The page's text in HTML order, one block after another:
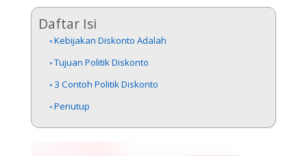
Daftar Isi
Kebijakan Diskonto Adalah
Tujuan Politik Diskonto
3 Contoh Politik Diskonto
Penutup